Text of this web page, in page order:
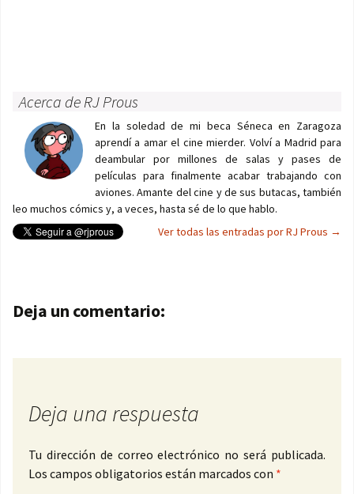
Acerca de RJ Prous
En la soledad de mi beca Séneca en Zaragoza
aprendí a amar el cine mierder. Volví a Madrid para
deambular por millones de salas y pases de
películas para finalmente acabar trabajando con
aviones. Amante del cine y de sus butacas, también
leo muchos cómics y, a veces, hasta sé de lo que hablo.
Ver todas las entradas por RJ Prous →
Navegación de entradas
Deja un comentario:
Deja una respuesta
Tu dirección de correo electrónico no será publicada.
Los campos obligatorios están marcados con *